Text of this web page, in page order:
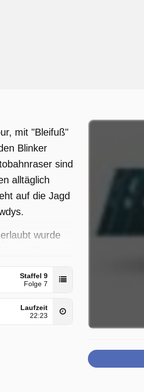
mit "Bleifuß"
Blinker
sind
alltäglich
auf die Jagd
wurde
Diese Folge
8 Januar 2024
Staffel 9
Folge 7
Laufzeit
22:23